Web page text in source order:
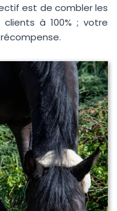
est de combler les
à 100% ; votre